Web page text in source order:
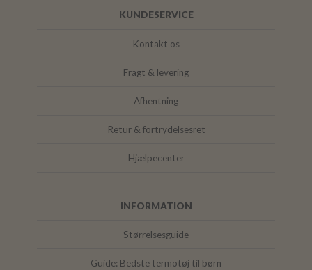
KUNDESERVICE
Kontakt os
Fragt & levering
Afhentning
Retur & fortrydelsesret
Hjælpecenter
INFORMATION
Størrelsesguide
Guide: Bedste termotøj til børn